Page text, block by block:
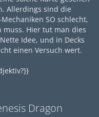
Allerdings sind die
SO schlecht,
Hier tut man dies
Idee, und in Decks
einen Versuch wert.
Dragon